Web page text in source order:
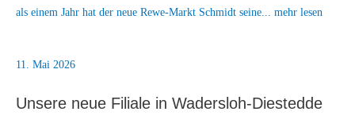
als einem Jahr hat der neue Rewe-Markt Schmidt seine... mehr lesen
11. Mai 2026
Unsere neue Filiale in Wadersloh-Diestedde